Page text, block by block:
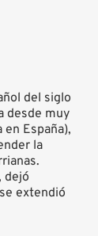
del siglo
desde muy
España),
la
dejó
extendió